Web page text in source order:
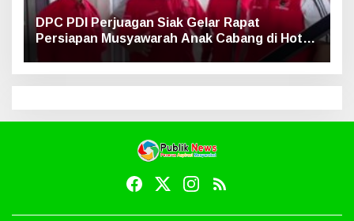
DPC PDI Perjuagan Siak Gelar Rapat
Persiapan Musyawarah Anak Cabang di Hotel